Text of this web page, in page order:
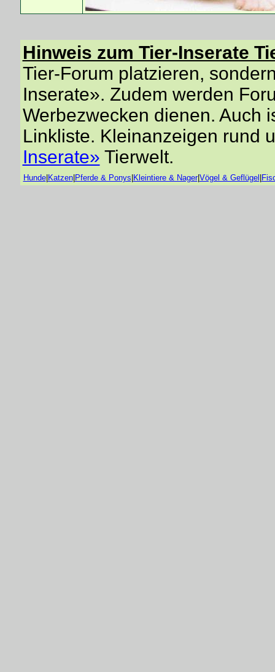
Hinweis zum Tier-Inserate
Tier-Forum platzieren,
Inserate». Zudem werden
Werbezwecken dienen. Auch
Linkliste. Kleinanzeigen rund
Inserate» Tierwelt.
Hunde| Katzen| Pferde & Ponys Kleintiere & Nager|Vögel & Geflügel